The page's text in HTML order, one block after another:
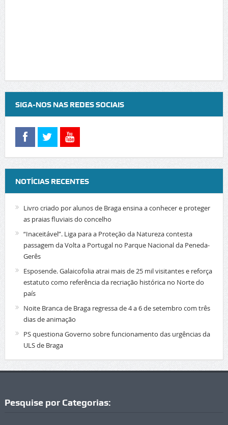
SIGA-NOS NAS REDES SOCIAIS
NOTÍCIAS RECENTES
Livro criado por alunos de Braga ensina a conhecer e proteger
as praias fluviais do concelho
“Inaceitável”. Liga para a Proteção da Natureza contesta
passagem da Volta a Portugal no Parque Nacional da Peneda-
Gerês
Esposende. Galaicofolia atrai mais de 25 mil visitantes e reforça
estatuto como referência da recriação histórica no Norte do
país
Noite Branca de Braga regressa de 4 a 6 de setembro com três
dias de animação
PS questiona Governo sobre funcionamento das urgências da
ULS de Braga
Pesquise por Categorias: